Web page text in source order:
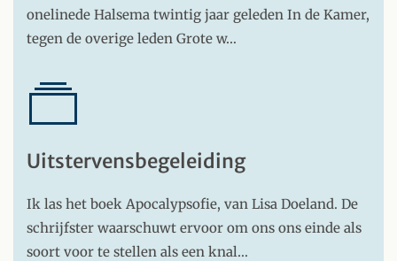
onelinede Halsema twintig jaar geleden In de Kamer,
tegen de overige leden Grote w…
Uitstervensbegeleiding
Ik las het boek Apocalypsofie, van Lisa Doeland. De
schrijfster waarschuwt ervoor om ons ons einde als
soort voor te stellen als een knal…